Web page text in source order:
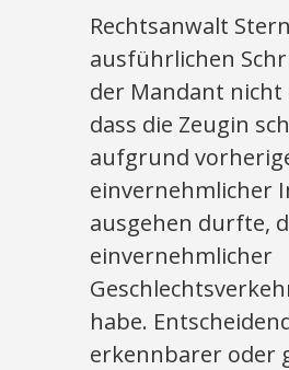
Rechtsanwalt
ausführlichen
der Mandant
dass die Zeugin
aufgrund
einvernehmlicher
ausgehen durfte,
einvernehmlicher
habe.
erkennbarer oder